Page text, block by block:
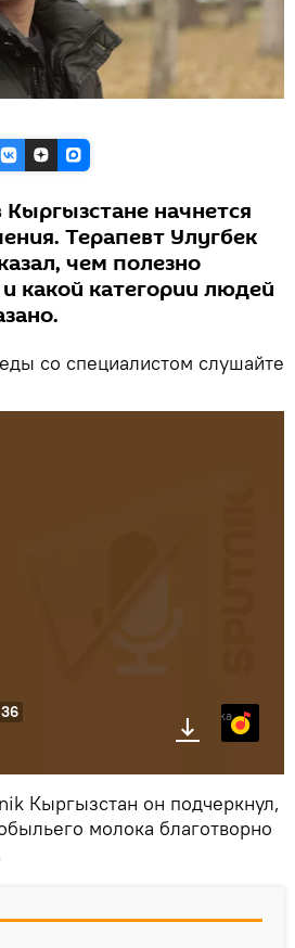
начнется
Терапевт Улугбек
чем полезно
какой категории людей
со специалистом слушайте
Яндекс.Музыка
Кыргызстан он подчеркнул,
молока благотворно